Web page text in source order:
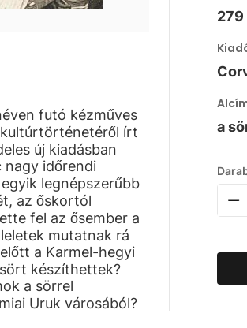
futó kézműves
írt
új kiadásban
nagy időrendi
legnépszerűbb
az őskortól
fel az ősember a
mutatnak rá
a Karmel-hegyi
készíthettek?
a sörrel
Uruk városából?
279
a